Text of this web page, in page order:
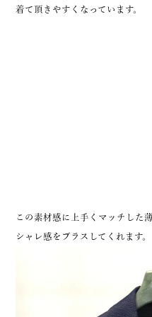
着て頂きやすくなっています。
この素材感に上手くマッチした
シャレ感をプラスしてくれます。